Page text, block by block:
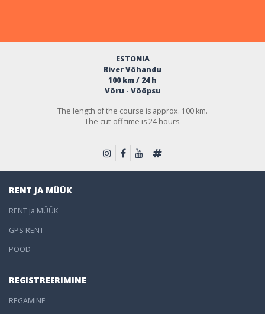
ESTONIA
River Võhandu
100 km / 24 h
Võru - Võõpsu
The length of the course is approx. 100 km.
The cut-off time is 24 hours.
RENT JA MÜÜK
RENT ja MÜÜK
GPS RENT
POOD
REGISTREERIMINE
REGAMINE